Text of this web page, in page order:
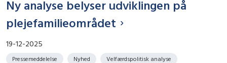
Ny analyse belyser udviklingen på
plejefamilieområdet
19-12-2025
Pressemeddelelse Nyhed Velfærdspolitisk analyse